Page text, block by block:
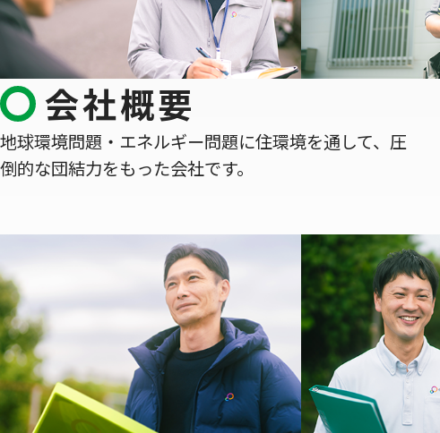
会社概要
地球環境問題・エネルギー問題に住環境を通して、圧
倒的な団結力をもった会社です。